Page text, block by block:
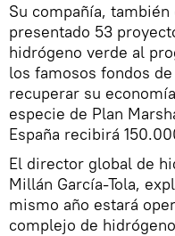
Su compañía,
presentado 53
hidrógeno verde al
los famosos fondos
recuperar su
especie de Plan
España recibirá
El director global de
Millán García-Tola,
mismo año estará
complejo de